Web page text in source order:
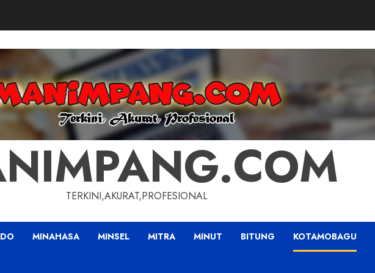
TERKINI,AKURAT,PROFESIONAL
MINAHASA MINSEL MITRA MINUT BITUNG KOTAMOBAGU